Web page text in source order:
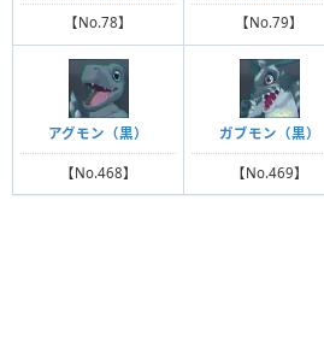
【No.78】 【No.79】
アグモン（黒）
【No.468】
ガブモン（黒）
【No.469】